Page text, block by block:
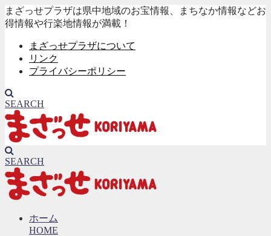
まざっせプラザは県中地域のお宝情報、まちなか情報などお
得情報や行楽地情報が満載！
まざっせプラザについて
リンク
プライバシーポリシー
SEARCH
SEARCH
ホーム
HOME